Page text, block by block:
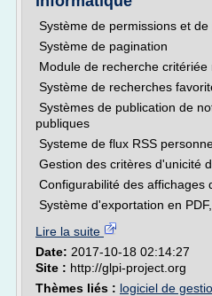
Système de permissions et de
Système de pagination
Module de recherche critériée
Système de recherches
Systèmes de publication de
publiques
Systeme de flux RSS
Gestion des critères d'unicité
Configurabilité des affichages
Système d'exportation en PDF,
Lire la suite
Date: 2017-10-18 02:14:27
Site : http://glpi-project.org
Thèmes liés : logiciel de